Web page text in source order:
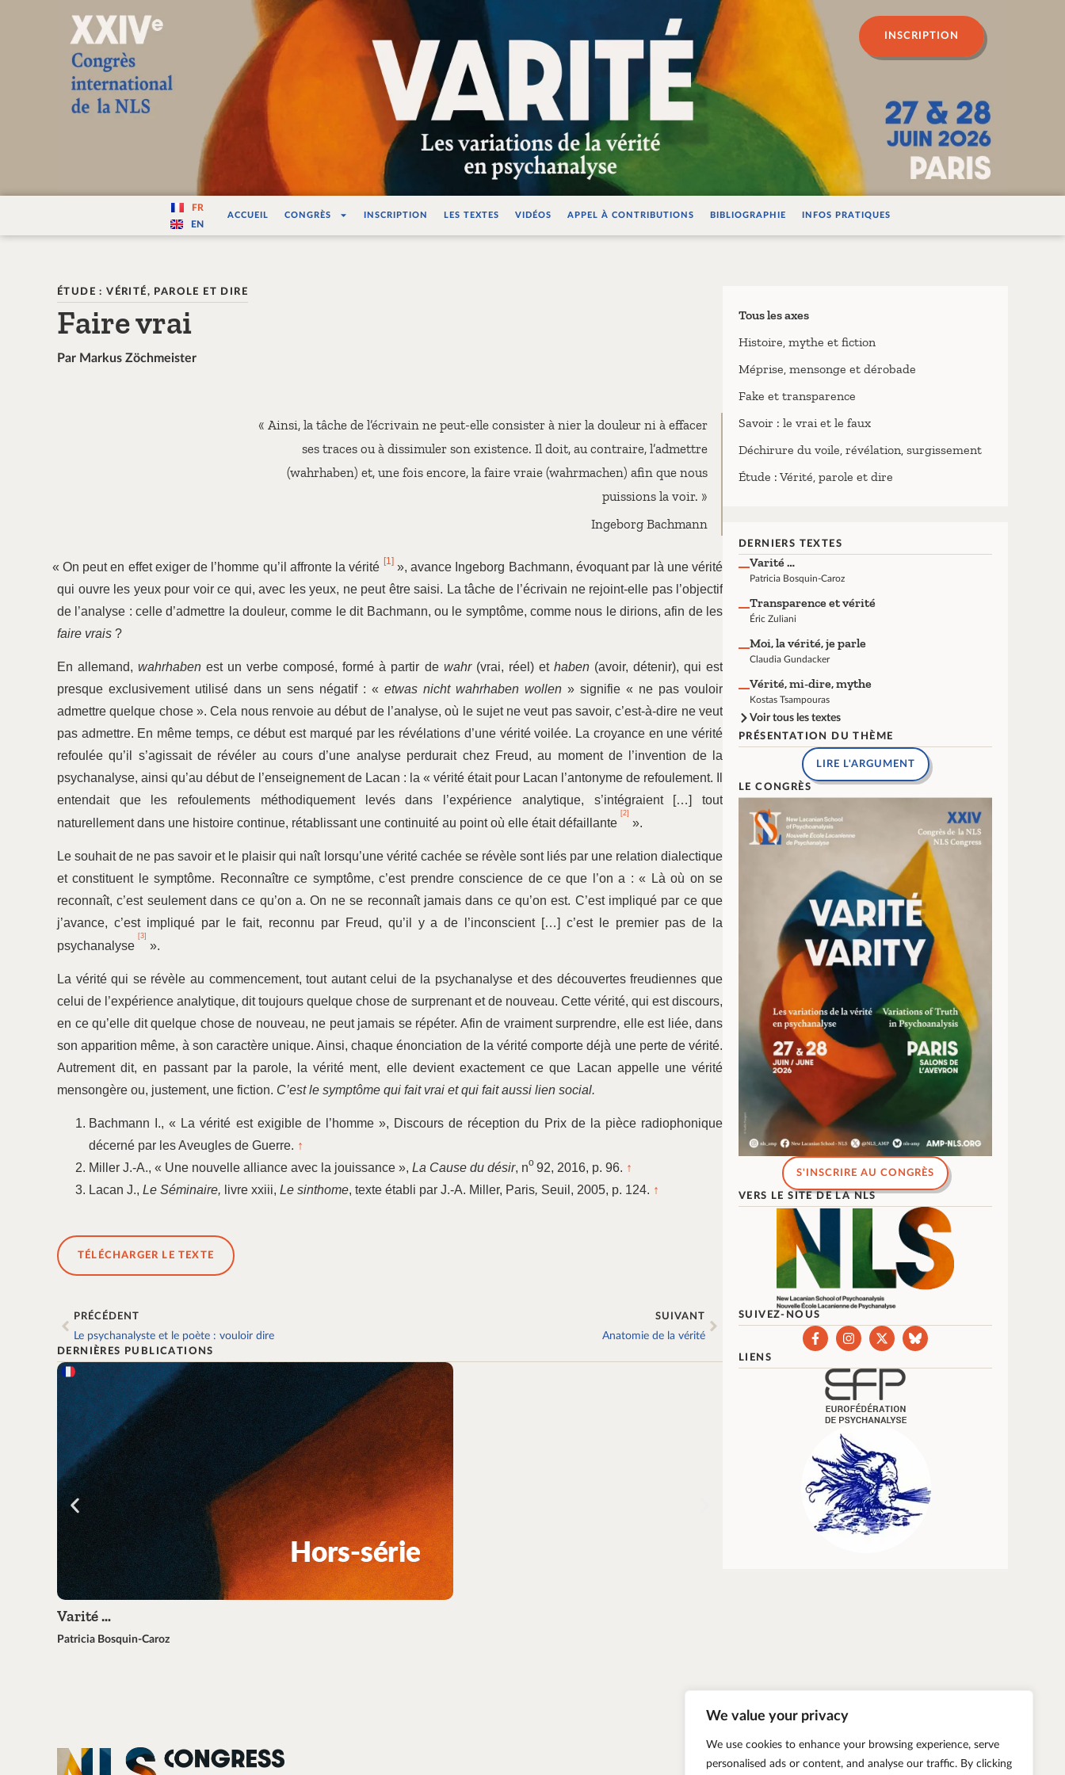
We value your privacy
We use cookies to enhance your browsing experience, serve
personalised ads or content, and analyse our traffic. By clicking
Varité — Les variations de la vérité en psychanalyse
INSCRIPTION
FR
EN
ACCUEIL CONGRÈS INSCRIPTION LES TEXTES VIDÉOS APPEL À CONTRIBUTIONS BIBLIOGRAPHIE INFOS PRATIQUES
ÉTUDE : VÉRITÉ, PAROLE ET DIRE
Faire vrai
Par Markus Zöchmeister
« Ainsi, la tâche de l’écrivain ne peut-elle consister à nier la douleur ni à effacer
ses traces ou à dissimuler son existence. Il doit, au contraire, l’admettre
(wahrhaben) et, une fois encore, la faire vraie (wahrmachen) afin que nous
puissions la voir. »
Ingeborg Bachmann
« On peut en effet exiger de l’homme qu’il affronte la vérité [1]», avance Ingeborg Bachmann, évoquant par là une vérité
qui ouvre les yeux pour voir ce qui, avec les yeux, ne peut être saisi. La tâche de l’écrivain ne rejoint-elle pas l’objectif
de l’analyse : celle d’admettre la douleur, comme le dit Bachmann, ou le symptôme, comme nous le dirions, afin de les
faire vrais ?
En allemand,wahrhaben est un verbe composé, formé à partir de wahr (vrai, réel) et haben(avoir, détenir), qui est
presque exclusivement utilisé dans un sens négatif : « etwas nicht wahrhaben wollen » signifie « ne pas vouloir
admettre quelque chose ». Cela nous renvoie au début de l’analyse, où le sujet ne veut pas savoir, c’est-à-dire ne veut
pas admettre. En même temps, ce début est marqué par les révélations d’une vérité voilée. La croyance en une vérité
refoulée qu’il s’agissait de révéler au cours d’une analyse perdurait chez Freud, au moment de l’invention de la
psychanalyse, ainsi qu’au début de l’enseignement de Lacan : la « vérité était pour Lacan l’antonyme de refoulement. Il
entendait que les refoulements méthodiquement levés dans l’expérience analytique, s’intégraient […] tout
naturellement dans une histoire continue, rétablissant une continuité au point où elle était défaillante
[2]
».
Le souhait de ne pas savoir et le plaisir qui naît lorsqu’une vérité cachée se révèle sont liés par une relation dialectique
et constituent le symptôme. Reconnaître ce symptôme, c’est prendre conscience de ce que l’on a : « Là où on se
reconnaît, c’est seulement dans ce qu’on a. On ne se reconnaît jamais dans ce qu’on est. C’est impliqué par ce que
j’avance, c’est impliqué par le fait, reconnu par Freud, qu’il y a de l’inconscient […] c’est le premier pas de la
psychanalyse
[3]
».
La vérité qui se révèle au commencement, tout autant celui de la psychanalyse et des découvertes freudiennes que
celui de l’expérience analytique, dit toujours quelque chose de surprenant et de nouveau. Cette vérité, qui est discours,
en ce qu’elle dit quelque chose de nouveau, ne peut jamais se répéter. Afin de vraiment surprendre, elle est liée, dans
son apparition même, à son caractère unique. Ainsi, chaque énonciation de la vérité comporte déjà une perte de vérité.
Autrement dit, en passant par la parole, la vérité ment, elle devient exactement ce que Lacan appelle une vérité
mensongère ou, justement, une fiction. C’est le symptôme qui fait vrai et qui fait aussi lien social.
Bachmann I., « La vérité est exigible de l’homme », Discours de réception du Prix de la pièce radiophonique
décerné par les Aveugles de Guerre. ↑
Miller J.-A., « Une nouvelle alliance avec la jouissance », La Cause du désir, no 92, 2016, p. 96. ↑
Lacan J., Le Séminaire, livre xxiii, Le sinthome, texte établi par J.-A. Miller, Paris, Seuil, 2005, p. 124. ↑
TÉLÉCHARGER LE TEXTE
PRÉCÉDENT
Le psychanalyste et le poète : vouloir dire
SUIVANT
Anatomie de la vérité
DERNIÈRES PUBLICATIONS
Varité …
Patricia Bosquin-Caroz
Tous les axes
Histoire, mythe et fiction
Méprise, mensonge et dérobade
Fake et transparence
Savoir : le vrai et le faux
Déchirure du voile, révélation, surgissement
Étude : Vérité, parole et dire
DERNIERS TEXTES
Varité …
Patricia Bosquin-Caroz
Transparence et vérité
Éric Zuliani
Moi, la vérité, je parle
Claudia Gundacker
Vérité, mi-dire, mythe
Kostas Tsampouras
Voir tous les textes
PRÉSENTATION DU THÈME
LIRE L'ARGUMENT
LE CONGRÈS
S'INSCRIRE AU CONGRÈS
VERS LE SITE DE LA NLS
SUIVEZ-NOUS
LIENS